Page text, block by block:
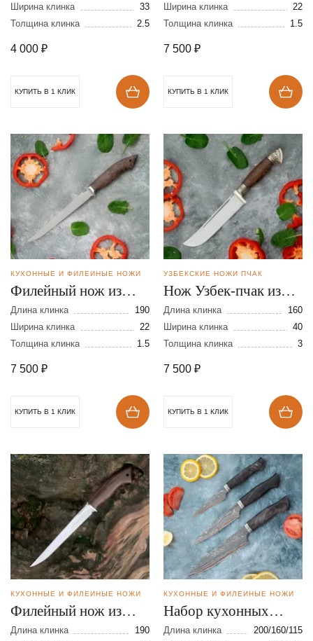
Ширина клинка
33
Толщина клинка
2.5
4 000 ₽
КУПИТЬ В 1 КЛИК
Ширина клинка
22
Толщина клинка
1.5
7 500 ₽
КУПИТЬ В 1 КЛИК
КУХОННЫЕ И ФИЛЕЙНЫЕ НОЖИ
Филейный нож из
стали N690
Длина клинка
190
Ширина клинка
22
Толщина клинка
1.5
7 500 ₽
КУПИТЬ В 1 КЛИК
УЗБЕКСКИЕ НОЖИ ПЧАК
Нож Узбек-пчак из
стали VG-10
Длина клинка
160
Ширина клинка
40
Толщина клинка
3
7 500 ₽
КУПИТЬ В 1 КЛИК
КУХОННЫЕ И ФИЛЕЙНЫЕ НОЖИ
Филейный нож из
стали 110Х18
Длина клинка
190
КУХОННЫЕ И ФИЛЕЙНЫЕ НОЖИ
Набор кухонных
ножей из
Длина клинка
200/160/115